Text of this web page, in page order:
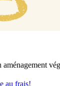
au frais!